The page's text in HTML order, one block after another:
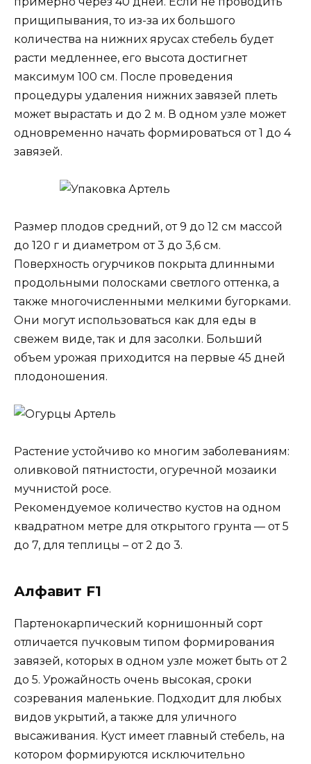
прищипывания, то из-за их большого
количества на нижних ярусах стебель будет
расти медленнее, его высота достигнет
максимум 100 см. После проведения
процедуры удаления нижних завязей плеть
может вырастать и до 2 м. В одном узле может
одновременно начать формироваться от 1 до 4
завязей.
Размер плодов средний, от 9 до 12 см массой
до 120 г и диаметром от 3 до 3,6 см.
Поверхность огурчиков покрыта длинными
продольными полосками светлого оттенка, а
также многочисленными мелкими бугорками.
Они могут использоваться как для еды в
свежем виде, так и для засолки. Больший
объем урожая приходится на первые 45 дней
плодоношения.
Растение устойчиво ко многим заболеваниям:
оливковой пятнистости, огуречной мозаики
мучнистой росе.
Рекомендуемое количество кустов на одном
квадратном метре для открытого грунта — от 5
до 7, для теплицы – от 2 до 3.
Алфавит F1
Партенокарпический корнишонный сорт
отличается пучковым типом формирования
завязей, которых в одном узле может быть от 2
до 5. Урожайность очень высокая, сроки
созревания маленькие. Подходит для любых
видов укрытий, а также для уличного
высаживания. Куст имеет главный стебель, на
котором формируются исключительно